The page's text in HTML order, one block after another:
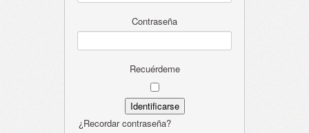
Contraseña
Recuérdeme
¿Recordar contraseña?